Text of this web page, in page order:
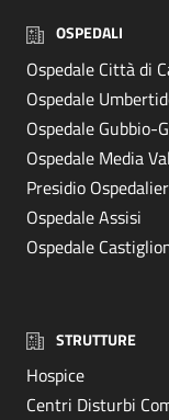
OSPEDALI
Ospedale Città di
Ospedale
Ospedale Gubbio-
Ospedale Media
Presidio
Ospedale Assisi
Ospedale
STRUTTURE
Hospice
Centri Disturbi